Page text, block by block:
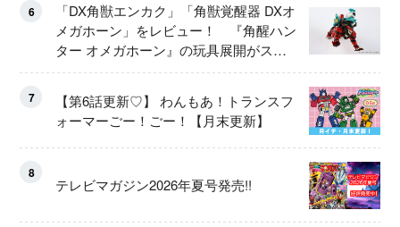
6
「DX角獣エンカク」「角獣覚醒器 DXオ
メガホーン」をレビュー！ 『角醒ハン
ター オメガホーン』の玩具展開がスタ
ート！
7
【第6話更新♡】 わんもあ！トランスフ
ォーマーごー！ごー！【月末更新】
8
テレビマガジン2026年夏号発売!!